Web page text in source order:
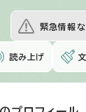
緊急情報な
読み上げ